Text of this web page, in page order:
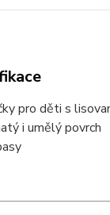
pro děti s
i umělý povrch